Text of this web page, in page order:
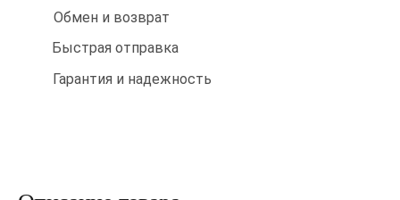
Обмен и возврат
Быстрая отправка
Гарантия и надежность